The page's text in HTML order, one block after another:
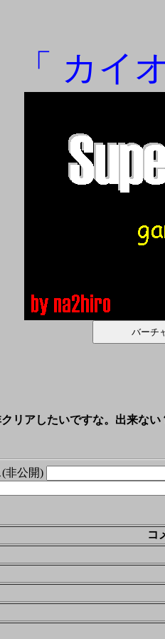
「 カイ
リアしたいですな。出来ない
(非公開)
コ